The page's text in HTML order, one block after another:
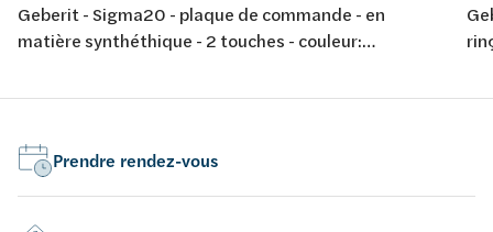
Geberit - Sigma20 - plaque de commande - en
matière synthéthique - 2 touches - couleur:
Prendre rendez-vous